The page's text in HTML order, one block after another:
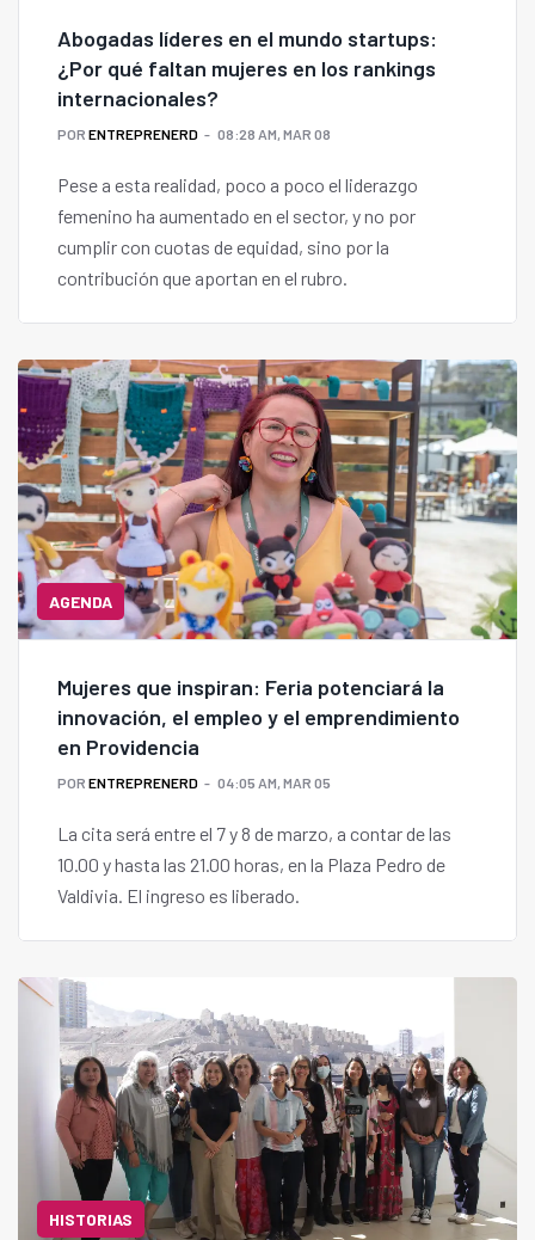
Abogadas líderes en el mundo startups:
¿Por qué faltan mujeres en los rankings
internacionales?
POR ENTREPRENERD 08:28 AM, MAR 08
Pese a esta realidad, poco a poco el liderazgo
femenino ha aumentado en el sector, y no por
cumplir con cuotas de equidad, sino por la
contribución que aportan en el rubro.
AGENDA
Mujeres que inspiran: Feria potenciará la
innovación, el empleo y el emprendimiento
en Providencia
POR ENTREPRENERD 04:05 AM, MAR 05
La cita será entre el 7 y 8 de marzo, a contar de las
10.00 y hasta las 21.00 horas, en la Plaza Pedro de
Valdivia. El ingreso es liberado.
HISTORIAS